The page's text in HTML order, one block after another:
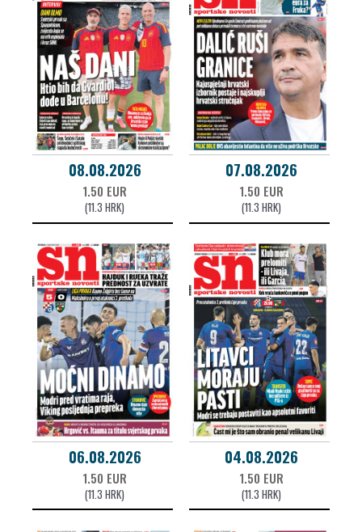
08.08.2026
1.50 EUR
(11.3 HRK)
07.08.2026
1.50 EUR
(11.3 HRK)
06.08.2026
1.50 EUR
(11.3 HRK)
04.08.2026
1.50 EUR
(11.3 HRK)